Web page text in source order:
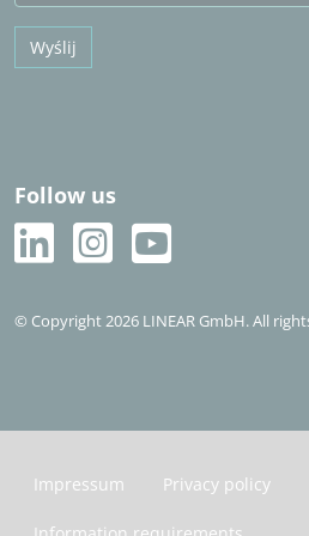
Wyślij
Follow us
© Copyright 2026 LINEAR GmbH. All
Impressum Privacy policy